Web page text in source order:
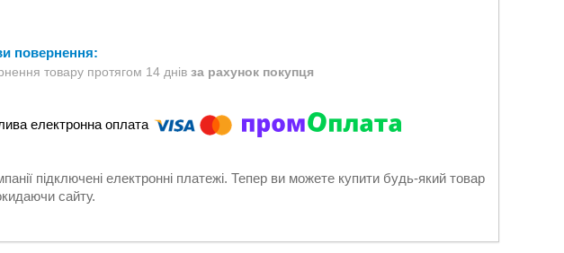
товару протягом 14 днів за рахунок покупця
підключені електронні платежі. Тепер ви можете купити будь-який товар
сайту.